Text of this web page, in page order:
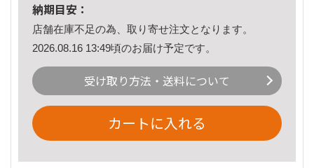
納期目安：
店舗在庫不足の為、取り寄せ注文となります。
2026.08.16 13:49頃のお届け予定です。
受け取り方法・送料について
カートに入れる